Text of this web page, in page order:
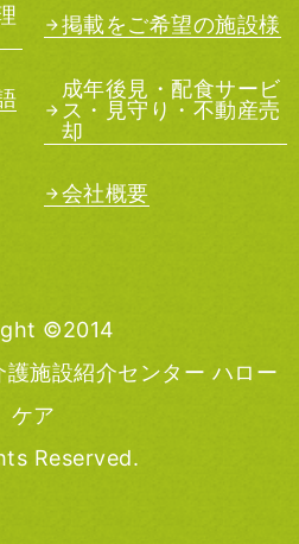
掲載をご希望の施設様
成年後見・配食サービ
ス・見守り・不動産売
却
会社概要
©2014
施設紹介センター ハロー
ケア
Reserved.